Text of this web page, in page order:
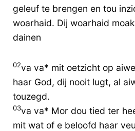
geleuf te brengen en tou
woarhaid. Dij woarhaid
dainen
02va va* mit oetzicht op
haar God, dij nooit lugt, al
touzegd.
03va va* Mor dou tied ter
mit wat of e beloofd haar